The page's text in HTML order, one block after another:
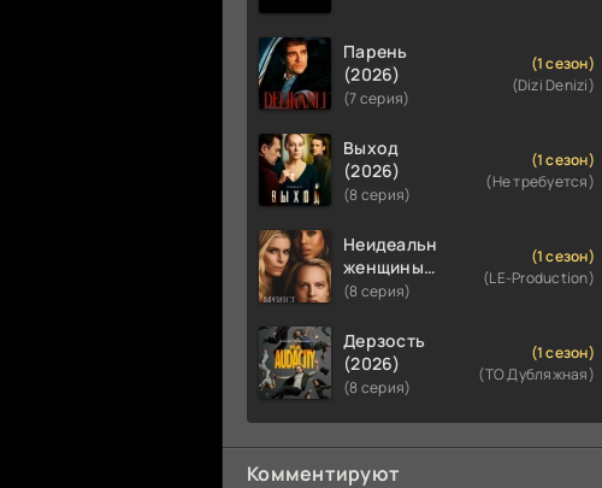
Парень
(2026)
(7 серия)
(1 сезон)
(Dizi Denizi)
Выход
(2026)
(8 серия)
(1 сезон)
(Не требуется)
Неидеальные
женщины
(2026)
(8 серия)
(1 сезон)
(LE-Production)
Дерзость
(2026)
(8 серия)
(1 сезон)
(ТО Дубляжная)
Комментируют